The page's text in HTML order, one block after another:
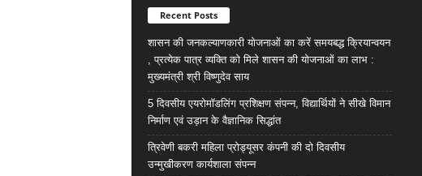
Recent Posts
शासन की जनकल्याणकारी योजनाओं का करें समयबद्ध क्रियान्वयन
, प्रत्येक पात्र व्यक्ति को मिले शासन की योजनाओं का लाभ :
मुख्यमंत्री श्री विष्णुदेव साय
5 दिवसीय एयरोमॉडलिंग प्रशिक्षण संपन्न, विद्यार्थियों ने सीखे विमान
निर्माण एवं उड़ान के वैज्ञानिक सिद्धांत
त्रिवेणी बकरी महिला प्रोड्यूसर कंपनी की दो दिवसीय
उन्मुखीकरण कार्यशाला संपन्न